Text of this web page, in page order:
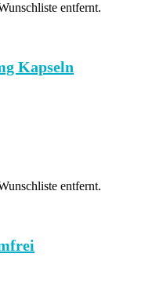
entfernt.
Kapseln
entfernt.